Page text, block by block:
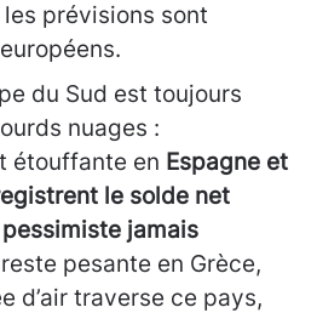
prévisions sont
du Sud est toujours
nuages :
étouffante en Espagne et
le solde net
jamais
pesante en Grèce,
d’air traverse ce pays,